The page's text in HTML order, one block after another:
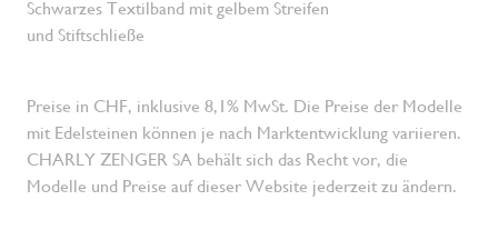
Schwarzes Textilband mit gelbem Streifen
und Stiftschließe
Preise in CHF, inklusive 8,1% MwSt. Die Preise der Modelle
mit Edelsteinen können je nach Marktentwicklung variieren.
CHARLY ZENGER SA behält sich das Recht vor, die
Modelle und Preise auf dieser Website jederzeit zu ändern.